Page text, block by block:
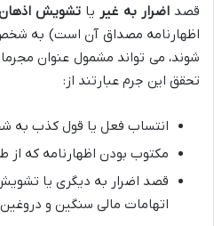
قصداضرار به غیر یاتشویش
اظهارنامه مصداق آن است) به
شوند، می تواند مشمول عنوان
تحقق این جرم عبارتند از:
انتساب فعل یا قول کذب به
مکتوب بودن اظهارنامه که از
قصد اضرار به دیگری یا
اتهامات مالی سنگین و